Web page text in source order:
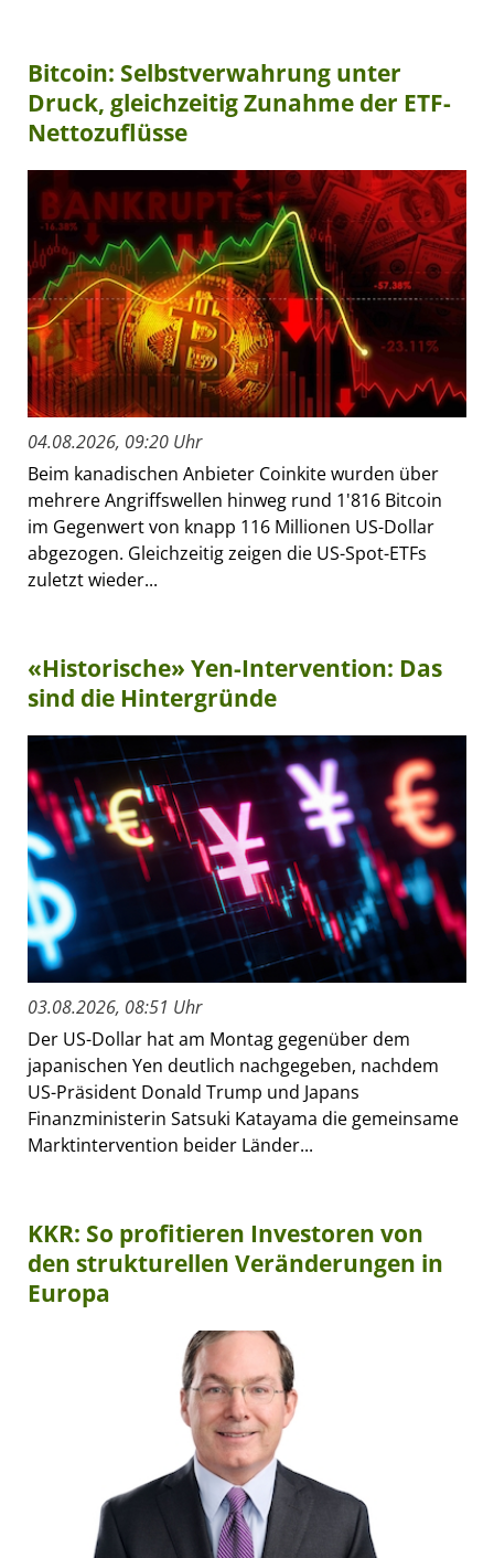
Bitcoin: Selbstverwahrung unter
Druck, gleichzeitig Zunahme der ETF-
Nettozuflüsse
04.08.2026, 09:20 Uhr
Beim kanadischen Anbieter Coinkite wurden über
mehrere Angriffswellen hinweg rund 1'816 Bitcoin
im Gegenwert von knapp 116 Millionen US-Dollar
abgezogen. Gleichzeitig zeigen die US-Spot-ETFs
zuletzt wieder...
«Historische» Yen-Intervention: Das
sind die Hintergründe
03.08.2026, 08:51 Uhr
Der US-Dollar hat am Montag gegenüber dem
japanischen Yen deutlich nachgegeben, nachdem
US-Präsident Donald Trump und Japans
Finanzministerin Satsuki Katayama die gemeinsame
Marktintervention beider Länder...
KKR: So profitieren Investoren von
den strukturellen Veränderungen in
Europa